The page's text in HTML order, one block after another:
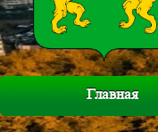
Главная